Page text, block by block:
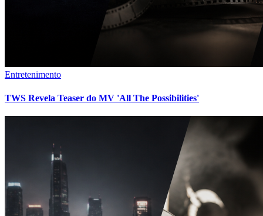
Entretenimento
TWS Revela Teaser do MV 'All The Possibilities'